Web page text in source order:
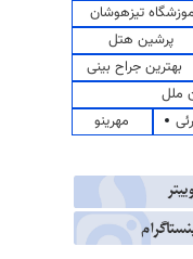
تیزهوشان
پرشین هتل
بهترین جراح بینی
ملل
مهرینو